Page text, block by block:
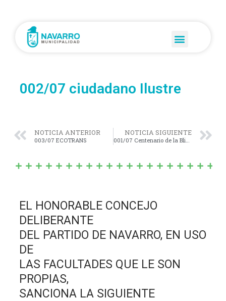
002/07 ciudadano Ilustre
NOTICIA ANTERIOR
003/07 ECOTRANS
NOTICIA SIGUIENTE
001/07 Centenario de la Bliblioteca Jose Ruiz de Erenchum
EL HONORABLE CONCEJO
DELIBERANTE
DEL PARTIDO DE NAVARRO, EN USO
DE
LAS FACULTADES QUE LE SON
PROPIAS,
SANCIONA LA SIGUIENTE